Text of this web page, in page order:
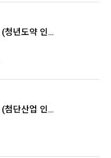
경기과학기술대학교 산학협력단 직원 (청년도약 인재양성 부트캠프 사업 행정전담인력) 채용 공고
경기과학기술대학교 산학협력단 직원 (첨단산업 인재양성 부트캠프 사업 행정전담인력) 채용 공고